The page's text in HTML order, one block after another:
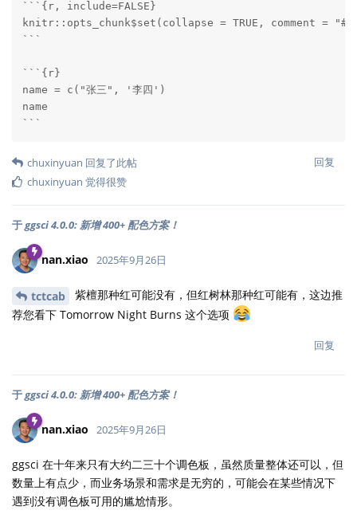
```{r, include=FALSE}
knitr::opts_chunk$set(collapse = TRUE, comment =
```
```{r}
name = c("张三", '李四')
name
```
回复
chuxinyuan 回复了此帖
chuxinyuan 觉得很赞
于ggsci 4.0.0: 新增 400+ 配色方案！
nan.xiao 2025年9月26日
tctcab
紫檀那种红可能没有，但红树林那种红可能有，这边推
荐您看下 Tomorrow Night Burns 这个选项
回复
于ggsci 4.0.0: 新增 400+ 配色方案！
nan.xiao 2025年9月26日
ggsci 在十年来只有大约二三十个调色板，虽然质量整体还可以，但
数量上有点少，而业务场景和需求是无穷的，可能会在某些情况下
遇到没有调色板可用的尴尬情形。